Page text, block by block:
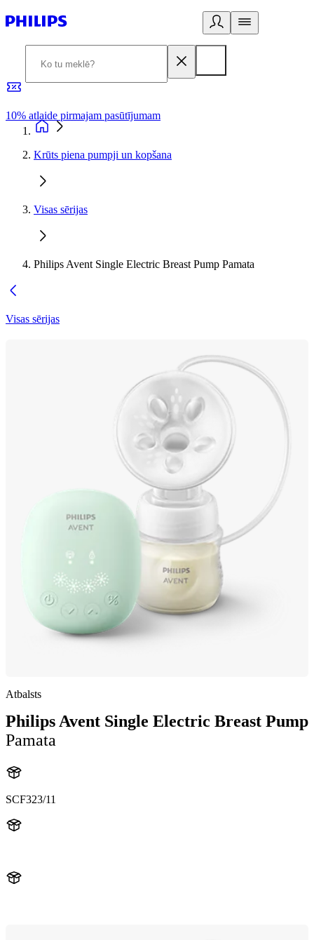
10% atlaide pirmajam pasūtījumam
Krūts piena pumpji un kopšana
Visas sērijas
Philips Avent Single Electric Breast Pump Pamata
Visas sērijas
Atbalsts
Philips Avent Single Electric Breast Pump
Pamata
SCF323/11